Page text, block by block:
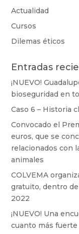
Actualidad
Cursos
Dilemas éticos
Entradas
¡NUEVO!
bioseguridad en
Caso 6 – Historia
Convocado el
euros, que se
relacionados con
animales
COLVEMA
gratuito, dentro
2022
¡NUEVO! Una
cuanto más